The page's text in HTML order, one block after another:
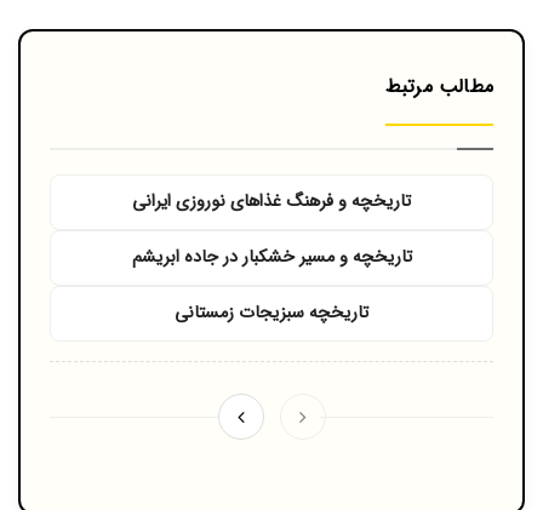
مطالب مرتبط
تاریخچه و فرهنگ غذاهای نوروزی ایرانی
تاریخچه و مسیر خشکبار در جاده ابریشم
تاریخچه سبزیجات زمستانی